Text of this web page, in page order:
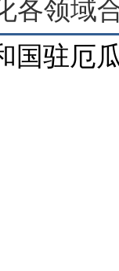
各领域
国驻厄